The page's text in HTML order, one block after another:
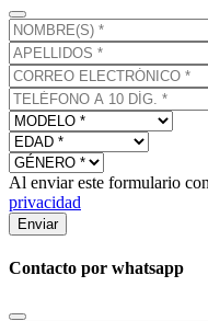
Al enviar este formulario
privacidad
Enviar
Contacto por whatsapp